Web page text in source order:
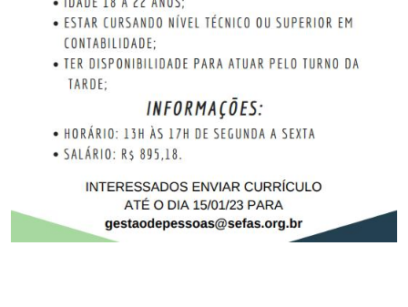
Secretaria-Geral
Secretaria de Governo
Gabinete de Segurança Institucional
Advocacia-Geral da União
Banco Central do Brasil